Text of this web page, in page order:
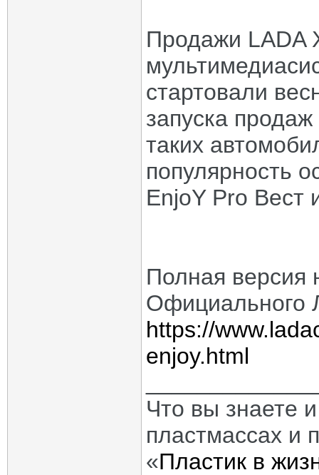
Продажи LADA
стартовали
запуска
таких
популярность
EnjoY Pro Вест
Полная версия
Официального
https://
enjoy.html
Что вы знаете
пластмассах и
«Пластик в